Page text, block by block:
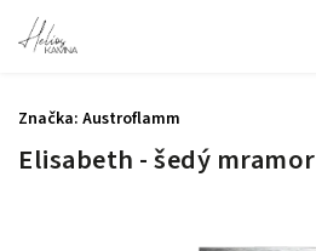
Elisabeth - šedý mramor
Značka: Austroflamm